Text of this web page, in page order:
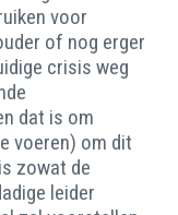
voor
of nog erger
crisis weg
dat is om
voeren) om dit
zowat de
leider